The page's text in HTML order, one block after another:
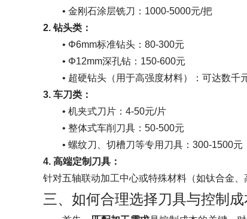
• 金刚石涂层铣刀：1000-5000元/把
2. 钻头类：
• Φ6mm标准钻头：80-300元
• Φ12mm深孔钻：150-600元
• 超硬钻头（用于高强度材料）：可达数千
3. 车刀类：
• 机夹式刀片：4-50元/片
• 整体式车削刀具：50-500元
• 螺纹刀、切槽刀等专用刀具：300-1500元
4. 高端定制刀具：
针对五轴联动加工中心或特殊材料（如钛合金
三、如何合理选择刀具与控制成